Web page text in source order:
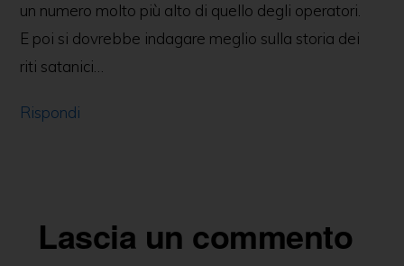
un numero molto più alto di quello degli operatori.
E poi si dovrebbe indagare meglio sulla storia dei
riti satanici…
Rispondi
Lascia un commento